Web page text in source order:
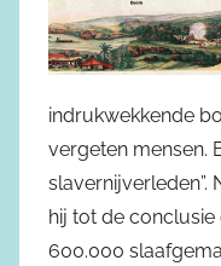
indrukwekkende
vergeten mensen.
hij tot de
600.000